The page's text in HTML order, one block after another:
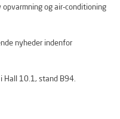
og air-conditioning
nyheder indenfor
Hall 10.1, stand B94.